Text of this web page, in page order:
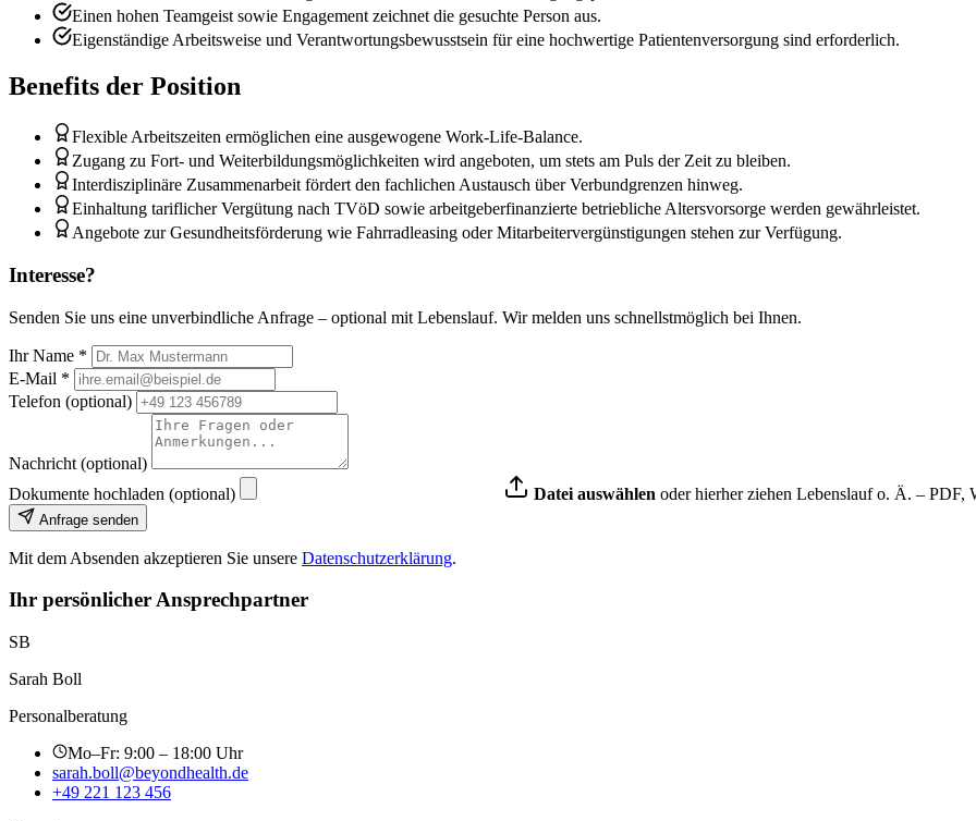
Einen hohen Teamgeist sowie Engagement zeichnet die gesuchte Person aus.
Eigenständige Arbeitsweise und Verantwortungsbewusstsein für eine hochwertige Patientenversorgung sind erforderlich.
Benefits der Position
Flexible Arbeitszeiten ermöglichen eine ausgewogene Work-Life-Balance.
Zugang zu Fort- und Weiterbildungsmöglichkeiten wird angeboten, um stets am Puls der Zeit zu bleiben.
Interdisziplinäre Zusammenarbeit fördert den fachlichen Austausch über Verbundgrenzen hinweg.
Einhaltung tariflicher Vergütung nach TVöD sowie arbeitgeberfinanzierte betriebliche Altersvorsorge werden gewährleistet.
Angebote zur Gesundheitsförderung wie Fahrradleasing oder Mitarbeitervergünstigungen stehen zur Verfügung.
Interesse?
Senden Sie uns eine unverbindliche Anfrage – optional mit Lebenslauf. Wir melden uns schnellstmöglich bei Ihnen.
Ihr Name *
E-Mail *
Telefon (optional)
Nachricht (optional)
Dokumente hochladen (optional)
Datei auswählen oder hierher ziehen Lebenslauf o. Ä. – PDF,
Anfrage senden
Mit dem Absenden akzeptieren Sie unsere Datenschutzerklärung.
Ihr persönlicher Ansprechpartner
SB
Sarah Boll
Personalberatung
Mo–Fr: 9:00 – 18:00 Uhr
sarah.boll@beyondhealth.de
+49 221 123 456